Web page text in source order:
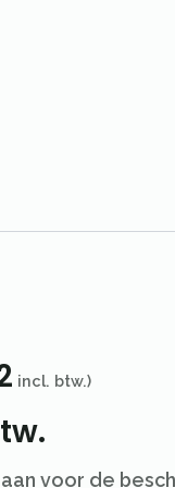
incl. btw.)
voor de